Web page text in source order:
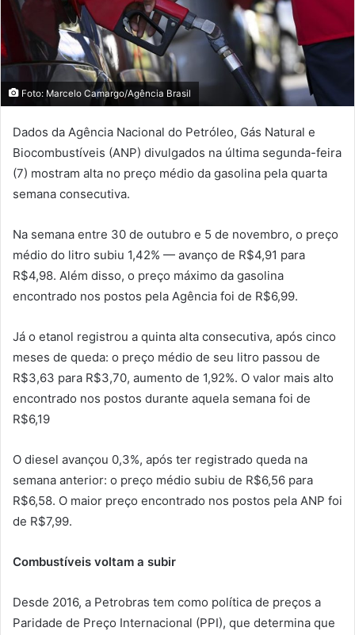
Foto: Marcelo Camargo/Agência Brasil
Dados da Agência Nacional do Petróleo, Gás Natural e
Biocombustíveis (ANP) divulgados na última segunda-feira
(7) mostram alta no preço médio da gasolina pela quarta
semana consecutiva.
Na semana entre 30 de outubro e 5 de novembro, o preço
médio do litro subiu 1,42% — avanço de R$4,91 para
R$4,98. Além disso, o preço máximo da gasolina
encontrado nos postos pela Agência foi de R$6,99.
Já o etanol registrou a quinta alta consecutiva, após cinco
meses de queda: o preço médio de seu litro passou de
R$3,63 para R$3,70, aumento de 1,92%. O valor mais alto
encontrado nos postos durante aquela semana foi de
R$6,19
O diesel avançou 0,3%, após ter registrado queda na
semana anterior: o preço médio subiu de R$6,56 para
R$6,58. O maior preço encontrado nos postos pela ANP foi
de R$7,99.
Combustíveis voltam a subir
Desde 2016, a Petrobras tem como política de preços a
Paridade de Preço Internacional (PPI), que determina que